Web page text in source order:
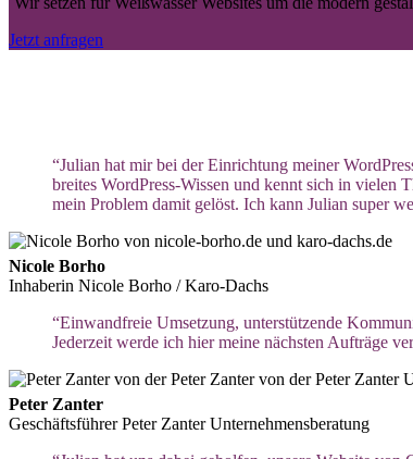
Jetzt anfragen
“Julian hat mir bei der Einrichtung meiner
breites WordPress-Wissen und kennt sich in vielen
mein Problem damit gelöst. Ich kann Julian super
Nicole Borho
Inhaberin Nicole Borho / Karo-Dachs
“Einwandfreie Umsetzung, unterstützende
Jederzeit werde ich hier meine nächsten Aufträge
Peter Zanter
Geschäftsführer Peter Zanter Unternehmensberatung